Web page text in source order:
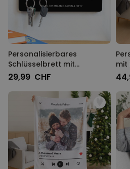
Personalisierbares
Schlüsselbrett mit
Symbolen und Namen
29,99 CHF
mit